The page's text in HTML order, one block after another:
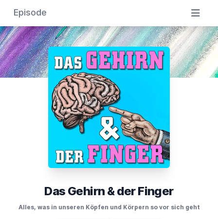
Episode
Das Gehirn & der Finger
Alles, was in unseren Köpfen und Körpern so vor sich geht